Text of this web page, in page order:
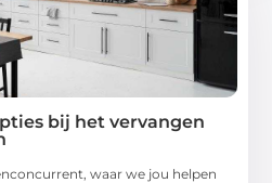
bij het vervangen
waar we jou helpen